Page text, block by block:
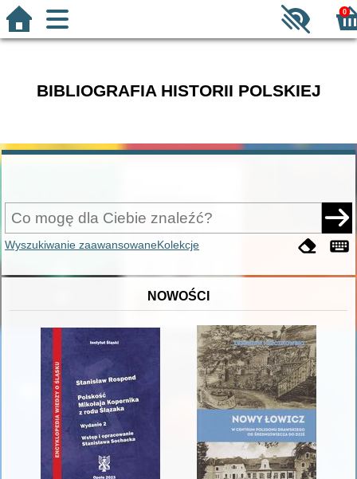
0
BIBLIOGRAFIA HISTORII POLSKIEJ
Wyszukiwanie zaawansowaneKolekcje
NOWOŚCI